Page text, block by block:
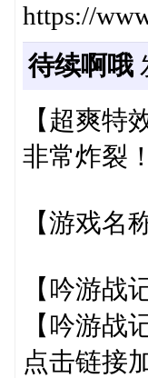
https://
待续啊哦
【超爽特
非常炸裂！
【游戏名
【吟游战
【吟游战
点击链接